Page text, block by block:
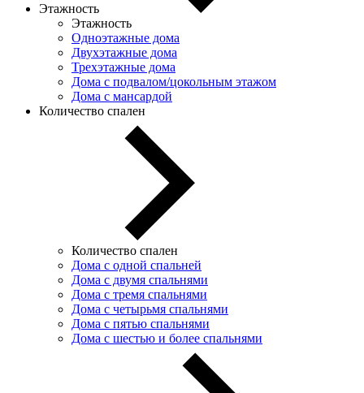
Этажность
Этажность
Одноэтажные дома
Двухэтажные дома
Трехэтажные дома
Дома с подвалом/цокольным этажом
Дома с мансардой
Количество спален
Количество спален
Дома с одной спальней
Дома с двумя спальнями
Дома с тремя спальнями
Дома с четырьмя спальнями
Дома с пятью спальнями
Дома с шестью и более спальнями